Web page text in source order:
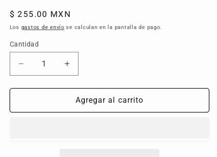
modal
Precio
habitual
$ 255.00 MXN
Los gastos de envío se calculan en la pantalla de pago.
Cantidad
Reducir
cantidad
para
Blue
Aumentar
cantidad
para
Dark
Blue
Agregar al carrito